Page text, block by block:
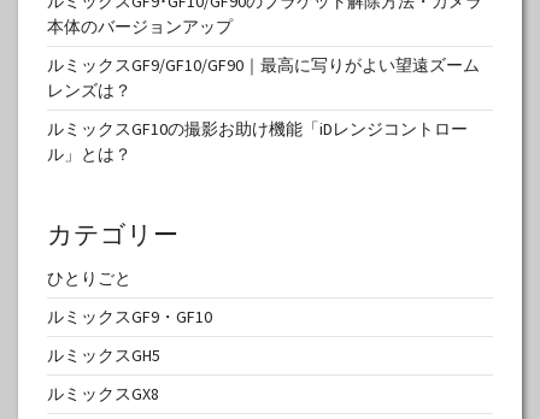
本体のバージョンアップ
ルミックスGF9/GF10/GF90｜最高に写りがよい望遠ズーム
レンズは？
ルミックスGF10の撮影お助け機能「iDレンジコントロー
ル」とは？
カテゴリー
ひとりごと
ルミックスGF9・GF10
ルミックスGH5
ルミックスGX8